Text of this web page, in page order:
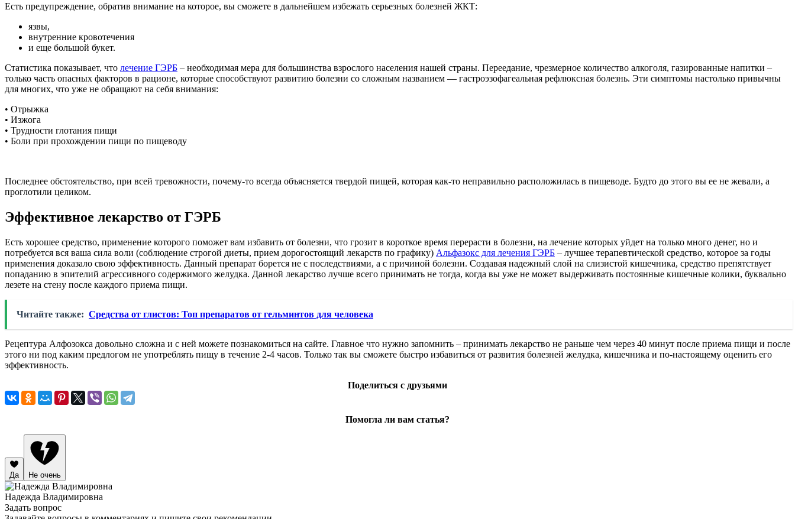
Есть предупреждение, обратив внимание на которое, вы сможете в дальнейшем избежать серьезных болезней ЖКТ:
язвы,
внутренние кровотечения
и еще большой букет.
Статистика показывает, что лечение ГЭРБ – необходимая мера для большинства взрослого населения нашей страны. Переедание, чрезмерное количество алкоголя, газированные напитки –
только часть опасных факторов в рационе, которые способствуют развитию болезни со сложным названием — гастроэзофагеальная рефлюксная болезнь. Эти симптомы настолько привычны
для многих, что уже не обращают на себя внимания:
• Отрыжка
• Изжога
• Трудности глотания пищи
• Боли при прохождении пищи по пищеводу
Последнее обстоятельство, при всей тревожности, почему-то всегда объясняется твердой пищей, которая как-то неправильно расположилась в пищеводе. Будто до этого вы ее не жевали, а
проглотили целиком.
Эффективное лекарство от ГЭРБ
Есть хорошее средство, применение которого поможет вам избавить от болезни, что грозит в короткое время перерасти в болезни, на лечение которых уйдет на только много денег, но и
потребуется вся ваша сила воли (соблюдение строгой диеты, прием дорогостоящий лекарств по графику) Альфазокс для лечения ГЭРБ – лучшее терапевтической средство, которое за годы
применения доказало свою эффективность. Данный препарат борется не с последствиями, а с причиной болезни. Создавая надежный слой на слизистой кишечника, средство препятствует
попаданию в эпителий агрессивного содержимого желудка. Данной лекарство лучше всего принимать не тогда, когда вы уже не может выдерживать постоянные кишечные колики, буквально
лезете на стену после каждого приема пищи.
Читайте также: Средства от глистов: Топ препаратов от гельминтов для человека
Рецептура Алфозокса довольно сложна и с ней можете познакомиться на сайте. Главное что нужно запомнить – принимать лекарство не раньше чем через 40 минут после приема пищи и после
этого ни под каким предлогом не употреблять пищу в течение 2-4 часов. Только так вы сможете быстро избавиться от развития болезней желудка, кишечника и по-настоящему оценить его
эффективность.
Поделиться с друзьями
Помогла ли вам статья?
Да Не очень
Надежда Владимировна
Задать вопрос